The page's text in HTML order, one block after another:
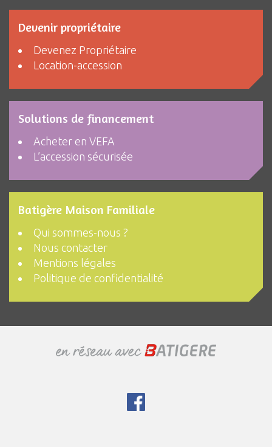
Devenir propriétaire
Devenez Propriétaire
Location-accession
Solutions de financement
Acheter en VEFA
L’accession sécurisée
Batigère Maison Familiale
Qui sommes-nous ?
Nous contacter
Mentions légales
Politique de confidentialité